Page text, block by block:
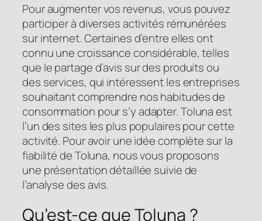
Pour augmenter vos revenus, vous pouvez
participer à diverses activités rémunérées
sur internet. Certaines d’entre elles ont
connu une croissance considérable, telles
que le partage d’avis sur des produits ou
des services, qui intéressent les entreprises
souhaitant comprendre nos habitudes de
consommation pour s’y adapter. Toluna est
l’un des sites les plus populaires pour cette
activité. Pour avoir une idée complète sur la
fiabilité de Toluna, nous vous proposons
une présentation détaillée suivie de
l’analyse des avis.
Qu’est-ce que Toluna ?